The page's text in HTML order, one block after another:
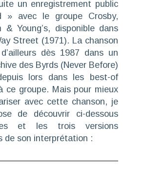
un enregistrement public
» avec le groupe Crosby,
& Young’s, disponible dans
Street (1971). La chanson
dès 1987 dans un
des Byrds(Never Before)
lors dans les best-of
ce groupe. Mais pour mieux
avec cette chanson, je
de découvrir ci-dessous
et les trois versions
de son interprétation :